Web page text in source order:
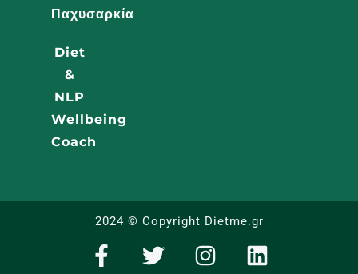
Παχυσαρκία
Diet
&
NLP
Wellbeing
Coach
2024 © Copyright Dietme.gr
F
a
T
w
I
n
L
i